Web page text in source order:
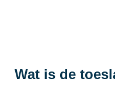
Wat is de